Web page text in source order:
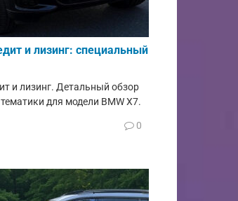
и лизинг: специальный
и лизинг. Детальный обзор
для модели BMW X7.
0